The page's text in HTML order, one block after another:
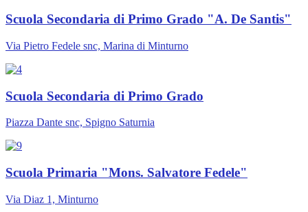
Scuola Secondaria di Primo Grado "A. De Santis"
Via Pietro Fedele snc, Marina di Minturno
Scuola Secondaria di Primo Grado
Piazza Dante snc, Spigno Saturnia
Scuola Primaria "Mons. Salvatore Fedele"
Via Diaz 1, Minturno